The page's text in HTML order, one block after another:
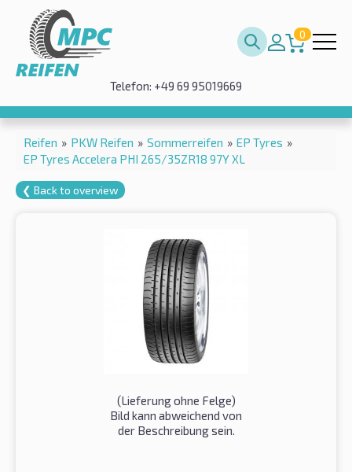
0
Telefon: +49 69 95019669
Reifen » PKW Reifen » Sommerreifen » EP Tyres »
EP Tyres Accelera PHI 265/35ZR18 97Y XL
❮ Back to overview
(Lieferung ohne Felge)
Bild kann abweichend von
der Beschreibung sein.